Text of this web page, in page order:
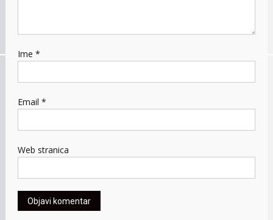
Ime *
Email *
Web stranica